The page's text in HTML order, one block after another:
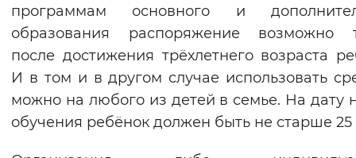
программам основного и
образования распоряжение возможно
после достижения трёхлетнего возраста
И в том и в другом случае использовать
можно на любого из детей в семье. На дату
обучения ребёнок должен быть не старше 25